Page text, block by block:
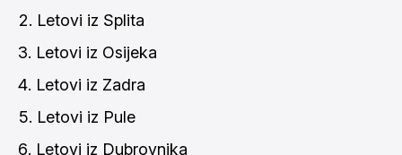
Letovi iz Splita
Letovi iz Osijeka
Letovi iz Zadra
Letovi iz Pule
Letovi iz Dubrovnika